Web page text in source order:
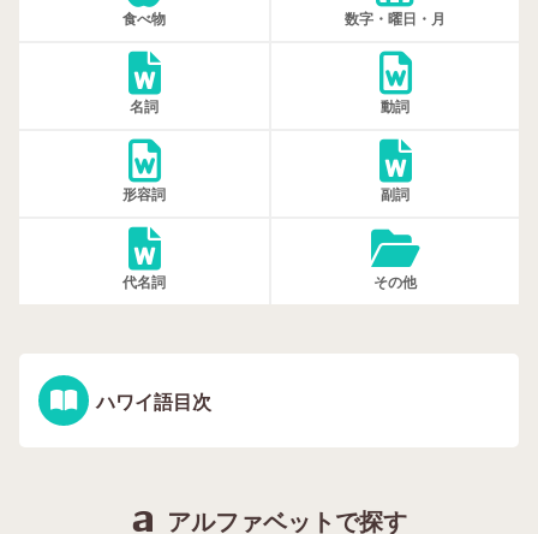
食べ物 数字・曜日・月
名詞 動詞
形容詞 副詞
代名詞 その他
ハワイ語目次
アルファベットで探す